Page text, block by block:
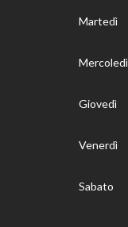
Martedì
Mercoledì
Giovedì
Venerdì
Sabato